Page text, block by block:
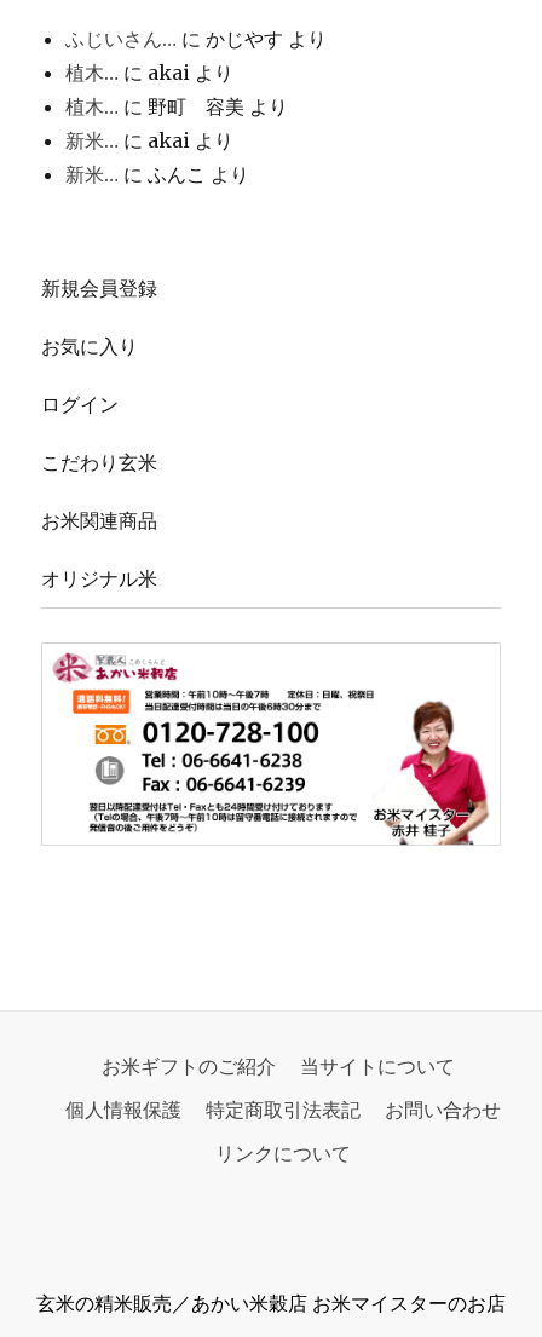
ふじいさん… にかじやす より
植木… に akai より
植木… に 野町 容美 より
新米… に akai より
新米… にふんこ より
新規会員登録
お気に入り
ログイン
こだわり玄米
お米関連商品
オリジナル米
お米ギフトのご紹介
当サイトについて
個人情報保護
特定商取引法表記
お問い合わせ
リンクについて
玄米の精米販売／あかい米穀店 お米マイスターのお店